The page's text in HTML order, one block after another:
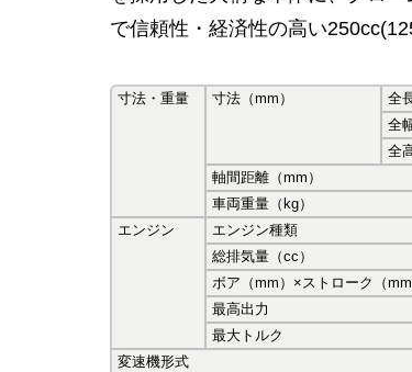
で信頼性・経済性の高い
寸法・重量 寸法（mm） 全
全
全
軸間距離（mm）
車両重量（kg）
エンジン
エンジン種類
総排気量（cc）
ボア（mm）×ストローク（mm
最高出力
最大トルク
変速機形式